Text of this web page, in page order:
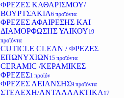
ΦΡΕΖΕΣ ΚΑΘΑΡΙΣΜΟΥ/
ΒΟΥΡΤΣΑΚΙΑ6 προϊόντα
ΦΡΕΖΕΣ ΑΦΑΙΡΕΣΗΣ ΚΑΙ
ΔΙΑΜΟΡΦΩΣΗΣ ΥΛΙΚΟΥ19
προϊόντα
CUTICLE CLEAN / ΦΡΕΖΕΣ
ΕΠΩΝΥΧΙΩΝ15 προϊόντα
CERAMIC /ΚΕΡΑΜΙΚΕΣ
ΦΡΕΖΕΣ1 προϊόν
ΦΡΕΖΕΣ ΛΕΙΑΝΣΗΣ9 προϊόντα
ΣΤΕΛΕΧΗ/ΑΝΤΑΛΛΑΚΤΙΚΑ 17